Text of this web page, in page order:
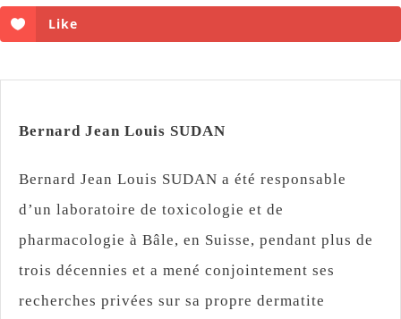
Like
Bernard Jean Louis SUDAN
Bernard Jean Louis SUDAN a été responsable
d’un laboratoire de toxicologie et de
pharmacologie à Bâle, en Suisse, pendant plus de
trois décennies et a mené conjointement ses
recherches privées sur sa propre dermatite